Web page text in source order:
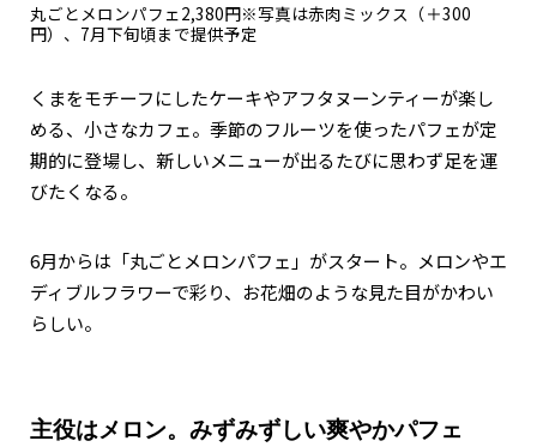
丸ごとメロンパフェ2,380円※写真は赤肉ミックス（＋300
円）、7月下旬頃まで提供予定
くまをモチーフにしたケーキやアフタヌーンティーが楽し
める、小さなカフェ。季節のフルーツを使ったパフェが定
期的に登場し、新しいメニューが出るたびに思わず足を運
びたくなる。
6月からは「丸ごとメロンパフェ」がスタート。メロンやエ
ディブルフラワーで彩り、お花畑のような見た目がかわい
らしい。
主役はメロン。みずみずしい爽やかパフェ